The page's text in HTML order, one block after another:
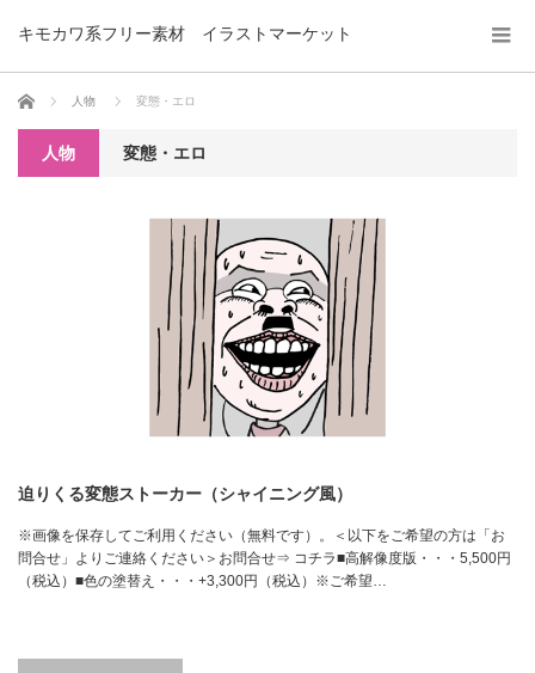
キモカワ系フリー素材 イラストマーケット
ホーム 人物 変態・エロ
人物 変態・エロ
迫りくる変態ストーカー（シャイニング風）
※画像を保存してご利用ください（無料です）。＜以下をご希望の方は「お
問合せ」よりご連絡ください＞お問合せ⇒ コチラ■高解像度版・・・5,500円
（税込）■色の塗替え・・・+3,300円（税込）※ご希望…